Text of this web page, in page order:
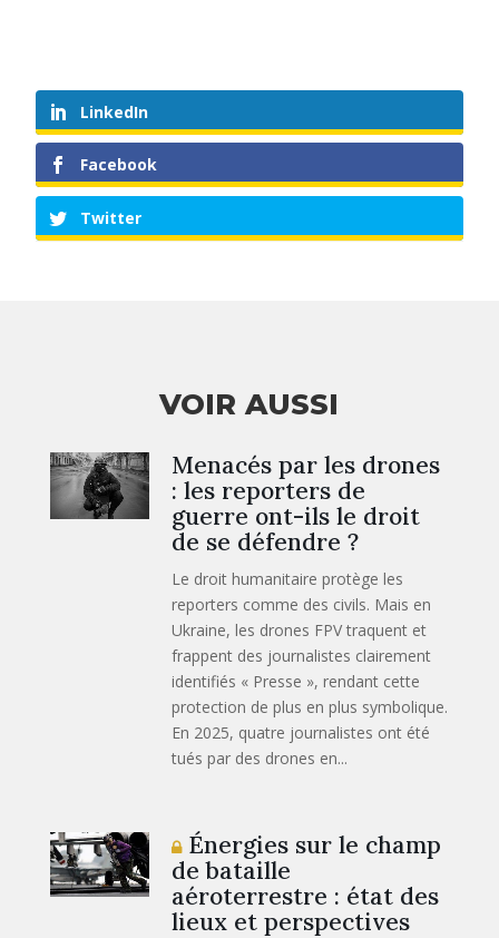
LinkedIn
Facebook
Twitter
VOIR AUSSI
Menacés par les drones
: les reporters de
guerre ont-ils le droit
de se défendre ?
Le droit humanitaire protège les
reporters comme des civils. Mais en
Ukraine, les drones FPV traquent et
frappent des journalistes clairement
identifiés « Presse », rendant cette
protection de plus en plus symbolique.
En 2025, quatre journalistes ont été
tués par des drones en...
Énergies sur le champ
de bataille
aéroterrestre : état des
lieux et perspectives